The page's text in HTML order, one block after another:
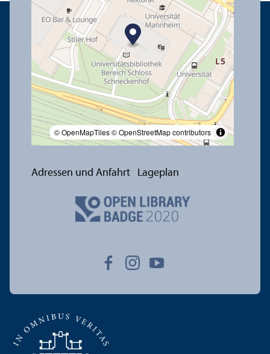
© OpenMapTiles© OpenStreetMap contributors
Adressen und Anfahrt Lageplan